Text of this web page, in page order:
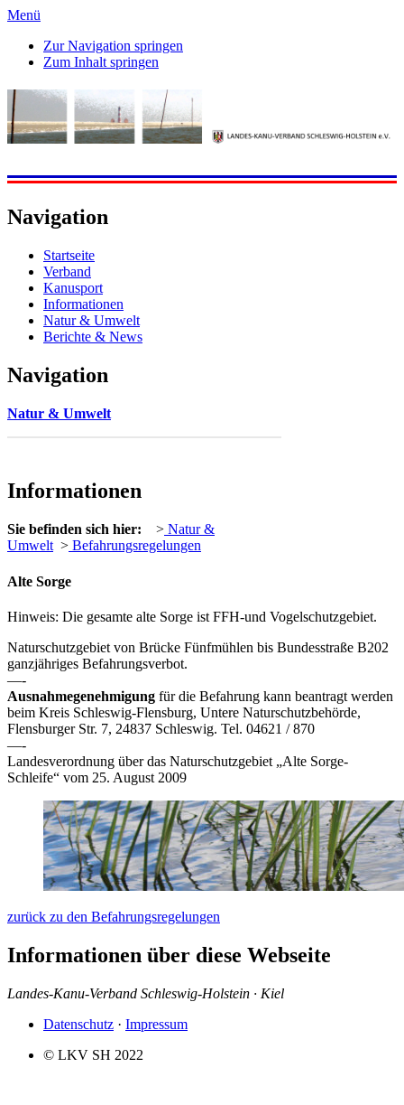
Menü
Zur Navigation springen
Zum Inhalt springen
Navigation
Startseite
Verband
Kanusport
Informationen
Natur & Umwelt
Berichte & News
Navigation
Natur & Umwelt
Informationen
Sie befinden sich hier: > Natur &
Umwelt > Befahrungsregelungen
Alte Sorge
Hinweis: Die gesamte alte Sorge ist FFH-und Vogelschutzgebiet.
Naturschutzgebiet von Brücke Fünfmühlen bis Bundesstraße B202
ganzjähriges Befahrungsverbot.
—-
Ausnahmegenehmigung für die Befahrung kann beantragt werden
beim Kreis Schleswig-Flensburg, Untere Naturschutzbehörde,
Flensburger Str. 7, 24837 Schleswig. Tel. 04621 / 870
—-
Landesverordnung über das Naturschutzgebiet „Alte Sorge-
Schleife“ vom 25. August 2009
zurück zu den Befahrungsregelungen
Informationen über diese Webseite
Landes-Kanu-Verband Schleswig-Holstein · Kiel
Datenschutz · Impressum
© LKV SH 2022